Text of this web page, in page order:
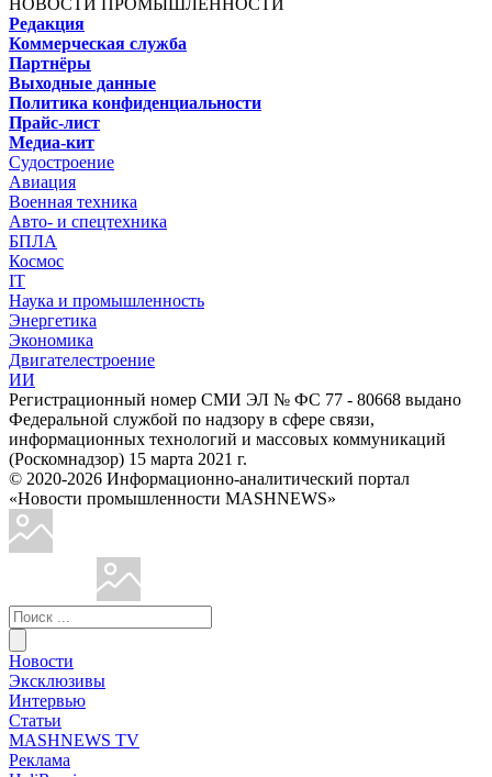
Редакция
Коммерческая служба
Партнёры
Выходные данные
Политика конфиденциальности
Прайс-лист
Медиа-кит
Судостроение
Авиация
Военная техника
Авто- и спецтехника
БПЛА
Космос
IT
Наука и промышленность
Энергетика
Экономика
Двигателестроение
ИИ
Регистрационный номер СМИ ЭЛ № ФС 77 - 80668 выдано
Федеральной службой по надзору в сфере связи,
информационных технологий и массовых коммуникаций
(Роскомнадзор) 15 марта 2021 г.
© 2020-2026 Информационно-аналитический портал
«Новости промышленности MASHNEWS»
Новости
Эксклюзивы
Интервью
Статьи
MASHNEWS TV
Реклама